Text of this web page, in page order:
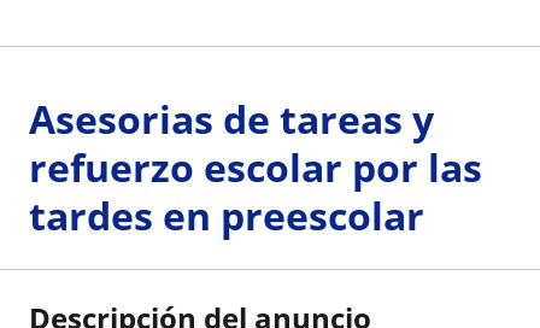
Asesorias de tareas y
refuerzo escolar por las
tardes en preescolar
Descripción del anuncio